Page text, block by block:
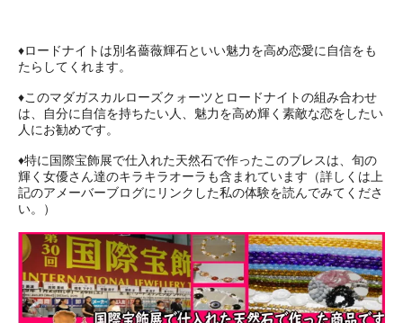
♦ロードナイトは別名薔薇輝石といい魅力を高め恋愛に自信をも
たらしてくれます。
♦このマダガスカルローズクォーツとロードナイトの組み合わせ
は、自分に自信を持ちたい人、魅力を高め輝く素敵な恋をしたい
人にお勧めです。
♦特に国際宝飾展で仕入れた天然石で作ったこのブレスは、旬の
輝く女優さん達のキラキラオーラも含まれています（詳しくは上
記のアメーバーブログにリンクした私の体験を読んでみてくださ
い。）